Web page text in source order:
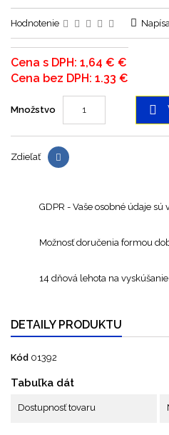
Hodnotenie
Cena s DPH: 1,64 € €
Cena bez DPH: 1.33 €
Množstvo 
Zdieľať
GDPR - Vaše osobné údaje sú
Možnosť doručenia formou
14 dňová lehota na
DETAILY PRODUKTU
Kód 01392
Tabuľka dát
Dostupnosť tovaru